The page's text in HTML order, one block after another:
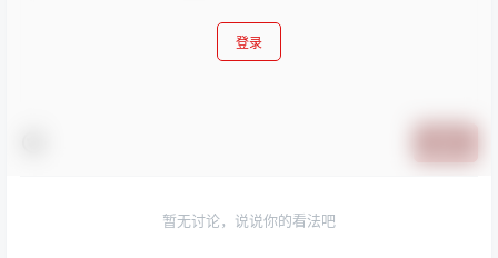
登录
暂无讨论，说说你的看法吧